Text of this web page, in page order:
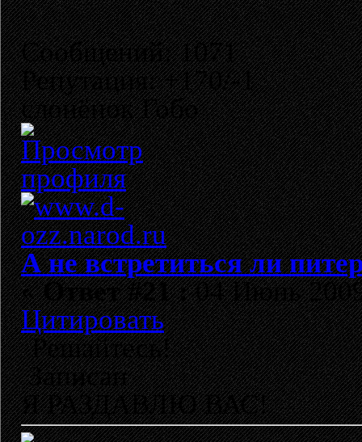
Сообщений: 1071
Репутация: +170/-1
слонёнок Гобо
А не встретиться ли
«Ответ #21 :04 Июнь
Цитировать
Решайтесь!
Записан
Я РАЗДАВЛЮ ВАС!